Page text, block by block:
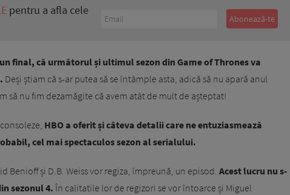
pentru a afla cele
final, că următorul și ultimul sezon din Game of Thrones va
Deși știam că s-ar putea să se întâmple asta, adică să nu apară anul
să nu fim dezamăgite că avem atât de mult de așteptat!
HBO a oferit și câteva detalii care ne entuziasmează
cel mai spectaculos sezon al serialului.
Benioff și D.B. Weiss vor regiza, împreună, un episod. Acest lucru nu s-
sezonul 4.În calitatile lor de regizori se vor întoarce și Miguel